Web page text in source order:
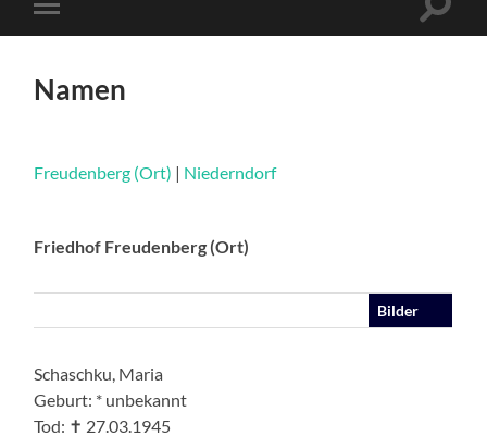
Mobile-
Menü
Namen
Freudenberg (Ort) | Niederndorf
Friedhof Freudenberg (Ort)
Bilder
Schaschku, Maria
Geburt: * unbekannt
Tod: ✝ 27.03.1945